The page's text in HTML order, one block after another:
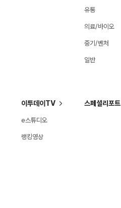
유통
의료/바이오
중기/벤처
일반
이투데이TV
e스튜디오
랭킹영상
스페셜리포트